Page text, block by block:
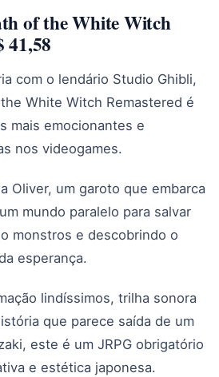
of the White Witch
41,58
com o lendário Studio Ghibli,
White Witch Remastered é
mais emocionantes e
nos videogames.
Oliver, um garoto que embarca
mundo paralelo para salvar
monstros e descobrindo o
esperança.
lindíssimos, trilha sonora
que parece saída de um
este é um JRPG obrigatório
e estética japonesa.